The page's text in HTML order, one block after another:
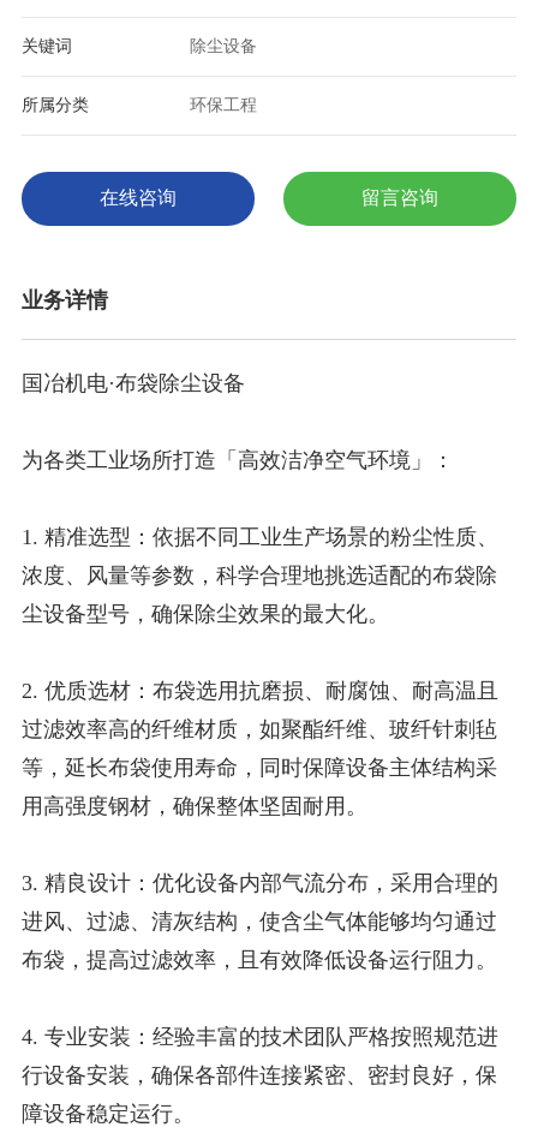
关键词 除尘设备
所属分类 环保工程
在线咨询 留言咨询
业务详情
国冶机电·布袋除尘设备
为各类工业场所打造「高效洁净空气环境」：
1. 精准选型：依据不同工业生产场景的粉尘性质、
浓度、风量等参数，科学合理地挑选适配的布袋除
尘设备型号，确保除尘效果的最大化。
2. 优质选材：布袋选用抗磨损、耐腐蚀、耐高温且
过滤效率高的纤维材质，如聚酯纤维、玻纤针刺毡
等，延长布袋使用寿命，同时保障设备主体结构采
用高强度钢材，确保整体坚固耐用。
3. 精良设计：优化设备内部气流分布，采用合理的
进风、过滤、清灰结构，使含尘气体能够均匀通过
布袋，提高过滤效率，且有效降低设备运行阻力。
4. 专业安装：经验丰富的技术团队严格按照规范进
行设备安装，确保各部件连接紧密、密封良好，保
障设备稳定运行。